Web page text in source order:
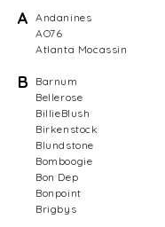
A Andanines
AO76
Atlanta Mocassin
B
Barnum
Bellerose
BillieBlush
Birkenstock
Blundstone
Bomboogie
Bon Dep
Bonpoint
Brigbys